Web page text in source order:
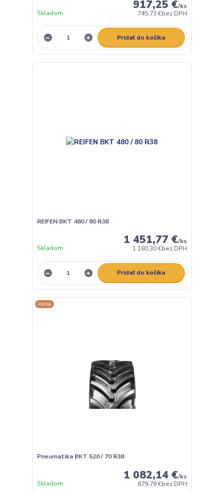
917,25 €/ks
745,73 €bez DPH
Skladom
Pridať do košíka
REIFEN BKT 480 / 80 R38
1 451,77 €/ks
1 180,30 €bez DPH
Skladom
Pridať do košíka
Akcia
Pneumatika BKT 520 / 70 R38
1 082,14 €/ks
879,79 €bez DPH
Skladom